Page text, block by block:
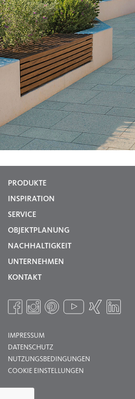
PRODUKTE
INSPIRATION
SERVICE
OBJEKTPLANUNG
NACHHALTIGKEIT
UNTERNEHMEN
KONTAKT
IMPRESSUM
DATENSCHUTZ
NUTZUNGSBEDINGUNGEN
COOKIE EINSTELLUNGEN